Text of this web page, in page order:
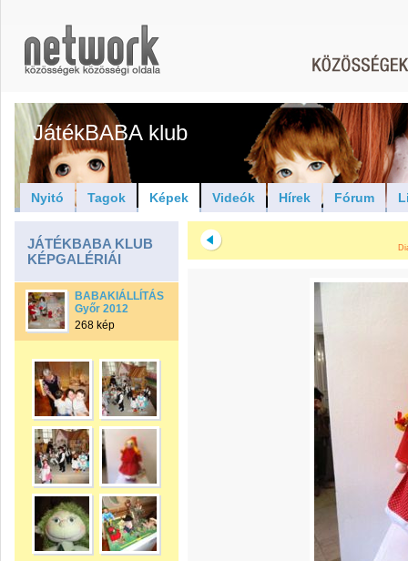
JátékBABA klub
Nyitó Tagok Képek Videók Hírek Fórum
JÁTÉKBABA KLUB
KÉPGALÉRIÁI
BABAKIÁLLÍTÁS
Győr 2012
268 kép